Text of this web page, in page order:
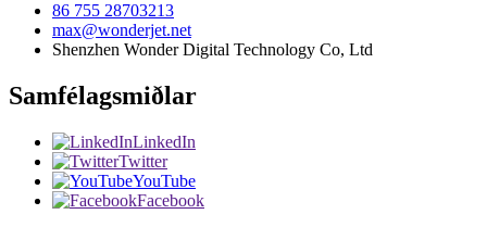
86 755 28703213
max@wonderjet.net
Shenzhen Wonder Digital Technology Co, Ltd
Samfélagsmiðlar
LinkedIn
Twitter
YouTube
Facebook